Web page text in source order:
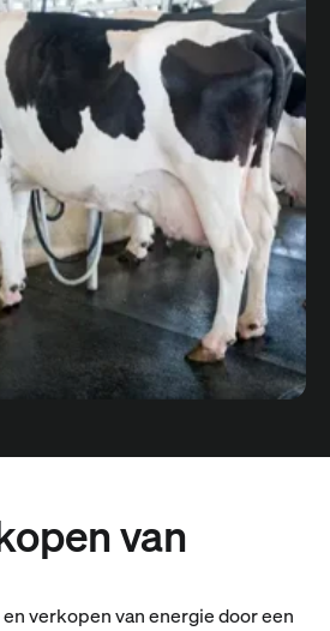
van
verkopen van energie door een